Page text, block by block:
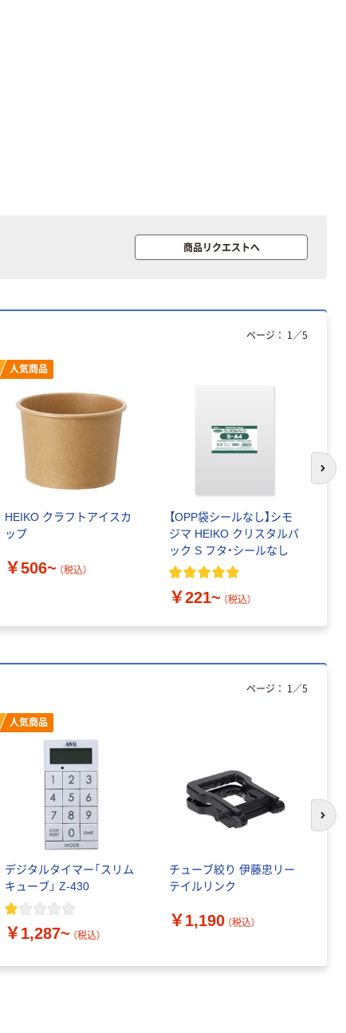
商品リクエストへ
人気商品
HEIKO クラフトアイスカ
ップ
￥506~ （税込）
【OPP袋シールなし】シモ
ジマ HEIKO クリスタルパ
ック S フタ・シールなし
￥221~ （税込）
ページ： 1 ／5
次
人気商品
デジタルタイマー「スリム
キューブ」 Z-430
￥1,287~ （税込）
チューブ絞り 伊藤忠リー
テイルリンク
￥1,190 （税込）
ページ： 1 ／5
次